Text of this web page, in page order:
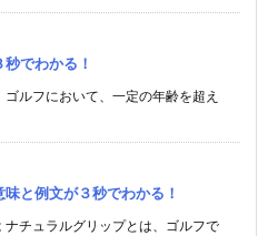
でわかる！
ゴルフにおいて、一定の年齢を超え
と例文が３秒でわかる！
ナチュラルグリップとは、ゴルフで